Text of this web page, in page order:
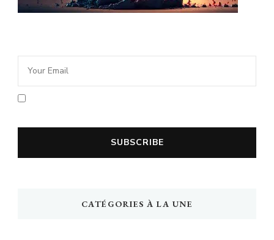
CATÉGORIES À LA UNE